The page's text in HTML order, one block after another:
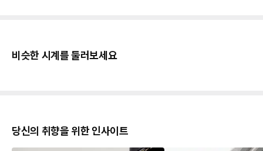
비슷한 시계를 둘러보세요
당신의 취향을 위한 인사이트